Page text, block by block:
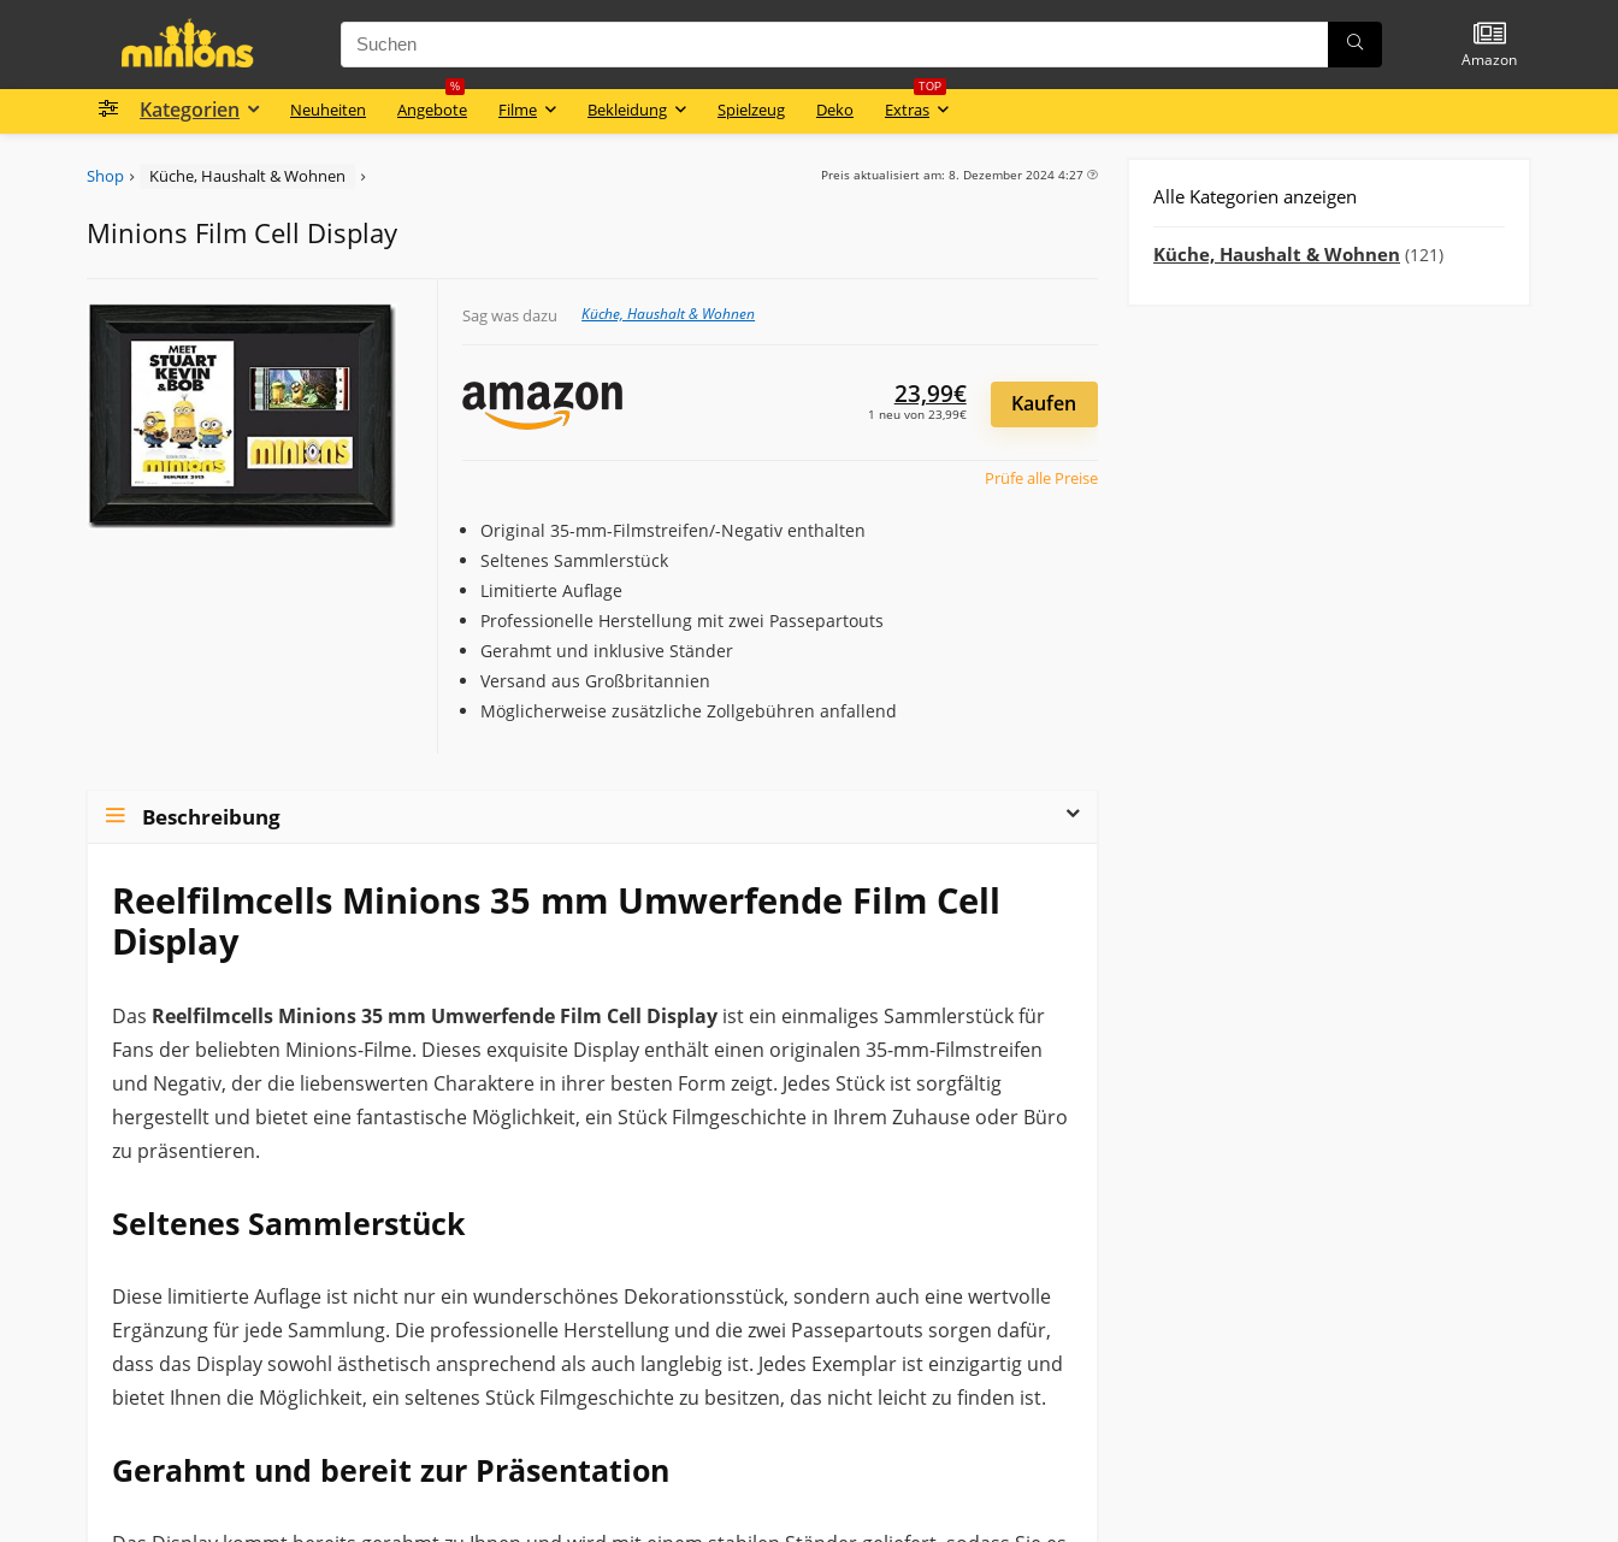
Amazon
Kategorien Neuheiten Angebote
%
Filme Bekleidung Spielzeug Deko Extras
TOP
Preis aktualisiert am: 8. Dezember 2024 4:27
Shop Küche, Haushalt & Wohnen
Minions Film Cell Display
Sag was dazu Küche, Haushalt & Wohnen
Kaufen
23,99€
1 neu von 23,99€
Prüfe alle Preise
Original 35-mm-Filmstreifen/-Negativ enthalten
Seltenes Sammlerstück
Limitierte Auflage
Professionelle Herstellung mit zwei Passepartouts
Gerahmt und inklusive Ständer
Versand aus Großbritannien
Möglicherweise zusätzliche Zollgebühren anfallend
Beschreibung
Reelfilmcells Minions 35 mm Umwerfende Film Cell
Display
Das Reelfilmcells Minions 35 mm Umwerfende Film Cell Display ist ein einmaliges Sammlerstück für
Fans der beliebten Minions-Filme. Dieses exquisite Display enthält einen originalen 35-mm-Filmstreifen
und Negativ, der die liebenswerten Charaktere in ihrer besten Form zeigt. Jedes Stück ist sorgfältig
hergestellt und bietet eine fantastische Möglichkeit, ein Stück Filmgeschichte in Ihrem Zuhause oder Büro
zu präsentieren.
Seltenes Sammlerstück
Diese limitierte Auflage ist nicht nur ein wunderschönes Dekorationsstück, sondern auch eine wertvolle
Ergänzung für jede Sammlung. Die professionelle Herstellung und die zwei Passepartouts sorgen dafür,
dass das Display sowohl ästhetisch ansprechend als auch langlebig ist. Jedes Exemplar ist einzigartig und
bietet Ihnen die Möglichkeit, ein seltenes Stück Filmgeschichte zu besitzen, das nicht leicht zu finden ist.
Gerahmt und bereit zur Präsentation
Alle Kategorien anzeigen
Küche, Haushalt & Wohnen (121)